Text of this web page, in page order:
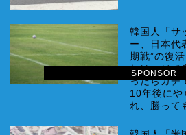
SPONSOR
韓国人「サ
ー、日本代
期戦”の復
れはマジで
ったらガチ
10年後にや
れ、勝って